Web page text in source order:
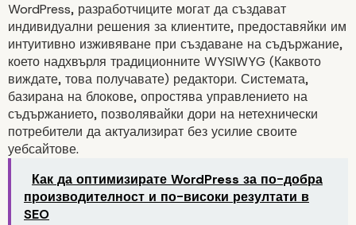
WordPress, разработчиците могат да създават
индивидуални решения за клиентите, предоставяйки им
интуитивно изживяване при създаване на съдържание,
което надхвърля традиционните WYSIWYG (Каквото
виждате, това получавате) редактори. Системата,
базирана на блокове, опростява управлението на
съдържанието, позволявайки дори на нетехнически
потребители да актуализират без усилие своите
уебсайтове.
Как да оптимизирате WordPress за по-добра
производителност и по-високи резултати в
SEO